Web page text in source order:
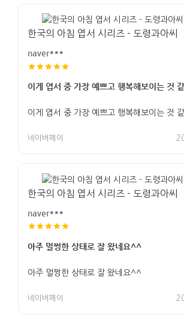
한국의 아침 엽서 시리즈 - 도령과아씨
naver***
이게 엽서 중 가장 예쁘고 행복해보이는 것
이게 엽서 중 가장 예쁘고 행복해보이는 것
네이버페이
한국의 아침 엽서 시리즈 - 도령과아씨
naver***
아주 멀쩡한 상태로 잘 왔네요^^
아주 멀쩡한 상태로 잘 왔네요^^
네이버페이